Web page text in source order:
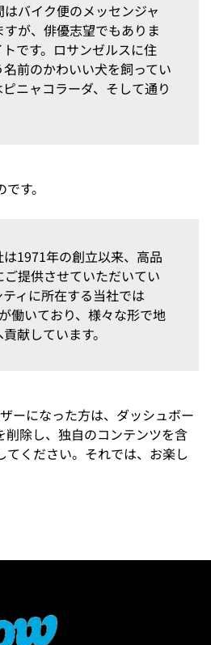
バイク便のメッセンジャ
が、俳優志望でもありま
です。ロサンゼルスに住
前のかわいい犬を飼ってい
ニャコラーダ、そして通り
す。
1971年の創立以来、高品
提供させていただいてい
ィに所在する当社では
働いており、様々な形で地
献しています。
ーになった方は、 ダッシュボー
削除し、独自のコンテンツを含
てください。それでは、お楽し